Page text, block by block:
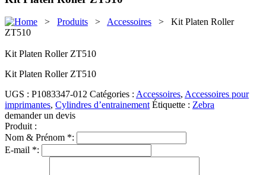
> Produits > Accessoires > Kit Platen Roller
ZT510
Kit Platen Roller ZT510
Kit Platen Roller ZT510
UGS : P1083347-012 Catégories : Accessoires, Accessoires pour
imprimantes, Cylindres d’entrainement Étiquette : Zebra
demander un devis
Produit :
Nom & Prénom *:
E-mail *: